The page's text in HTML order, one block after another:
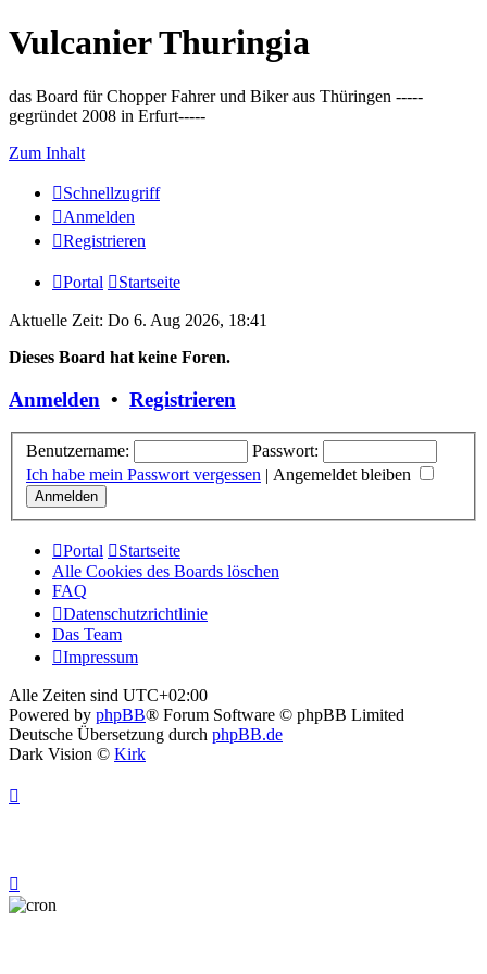
Vulcanier Thuringia
das Board für Chopper Fahrer und Biker aus Thüringen -----
gegründet 2008 in Erfurt-----
Zum Inhalt
Schnellzugriff
Anmelden
Registrieren
Portal Startseite
Aktuelle Zeit: Do 6. Aug 2026, 18:41
Dieses Board hat keine Foren.
Anmelden • Registrieren
Benutzername:
Passwort:
Ich habe mein Passwort vergessen | Angemeldet bleiben
Portal
Startseite
Alle Cookies des Boards löschen
FAQ
Datenschutzrichtlinie
Das Team
Impressum
Alle Zeiten sind UTC+02:00
Powered by phpBB® Forum Software © phpBB Limited
Deutsche Übersetzung durch phpBB.de
Dark Vision © Kirk